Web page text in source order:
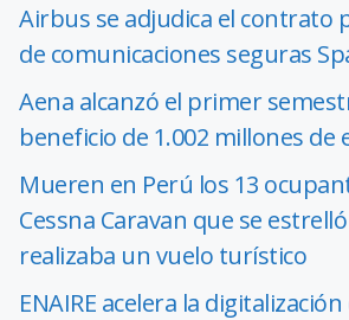
Airbus se adjudica el contrato
de comunicaciones seguras
Aena alcanzó el primer
beneficio de 1.002 millones de
Mueren en Perú los 13
Cessna Caravan que se
realizaba un vuelo turístico
ENAIRE acelera la digitalización